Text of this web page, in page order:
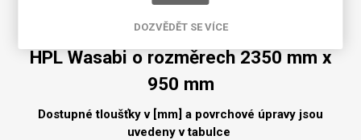
Matte 58 [MAT]
HPL Wasabi o rozměrech 2350 mm x
950 mm
Dostupné tloušťky v [mm] a povrchové úpravy jsou
uvedeny v tabulce
DOZVĚDĚT SE VÍCE